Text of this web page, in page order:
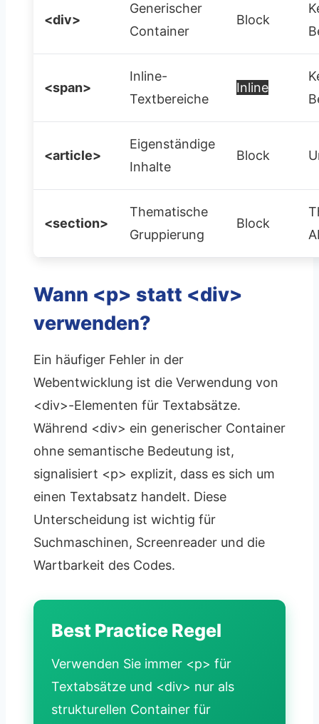
<div>
Generischer
Container
Block
<span>
Inline-
Textbereiche
Inline
<article>
Eigenständige
Inhalte
Block
<section>
Thematische
Gruppierung
Block
Wann <p> statt <div>
verwenden?
Ein häufiger Fehler in der
Webentwicklung ist die Verwendung von
<div>-Elementen für Textabsätze.
Während <div> ein generischer Container
ohne semantische Bedeutung ist,
signalisiert <p> explizit, dass es sich um
einen Textabsatz handelt. Diese
Unterscheidung ist wichtig für
Suchmaschinen, Screenreader und die
Wartbarkeit des Codes.
Best Practice Regel
Verwenden Sie immer <p> für
Textabsätze und <div> nur als
strukturellen Container für